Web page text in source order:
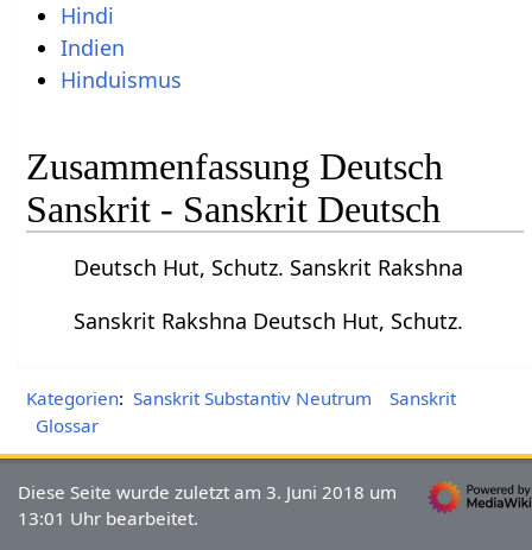
Hindi
Indien
Hinduismus
Zusammenfassung Deutsch
Sanskrit - Sanskrit Deutsch
Deutsch Hut, Schutz. Sanskrit Rakshna
Sanskrit Rakshna Deutsch Hut, Schutz.
Kategorien: Sanskrit Substantiv Neutrum
Sanskrit
Glossar
Diese Seite wurde zuletzt am 3. Juni 2018 um
13:01 Uhr bearbeitet.